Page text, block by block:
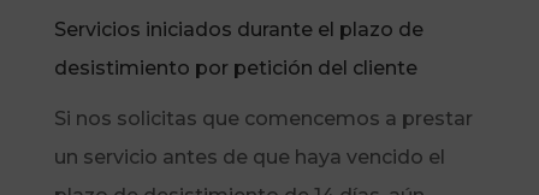
Servicios iniciados durante el plazo de
desistimiento por petición del cliente
Si nos solicitas que comencemos a prestar
un servicio antes de que haya vencido el